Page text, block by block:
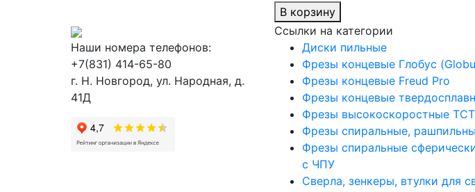
В корзину
Наши номера телефонов:
+7(831) 414-65-80
г. Н. Новгород, ул. Народная, д.
41Д
Ссылки на категории
Диски пильные
Фрезы концевые Глобус
Фрезы концевые Freud Pro
Фрезы концевые
Фрезы высокоскоростные ТСТ
Фрезы спиральные,
Фрезы спиральные
с ЧПУ
Сверла, зенкеры, втулки для